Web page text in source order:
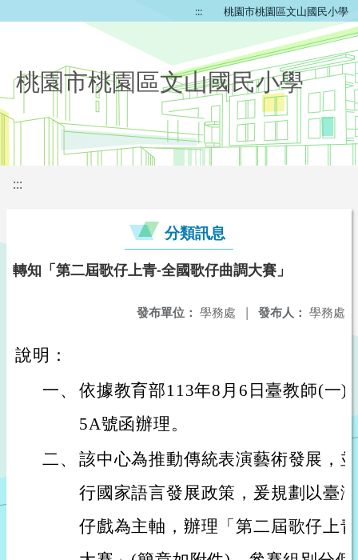
::: 桃園市桃園區文山國民小學
桃園市桃園區文山國民小學
:::
分類訊息
轉知「第二屆歌仔上青-全國歌仔曲調大賽」
發布人： 學務處
發布單位： 學務處 |
說明：
一、 依據教育部113年8月6日臺教師(一)
5A號函辦理。
二、 該中心為推動傳統表演藝術發展，
行國家語言發展政策，爰規劃以臺
仔戲為主軸，辦理「第二屆歌仔上